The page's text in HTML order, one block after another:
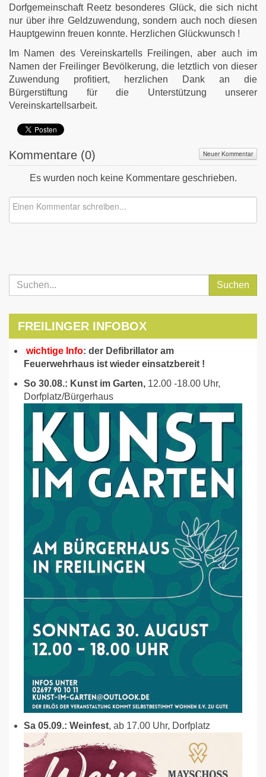
Dorfgemeinschaft Reetz besonderes Glück, die sich nicht
nur über ihre Geldzuwendung, sondern auch noch diesen
Hauptgewinn freuen konnte. Herzlichen Glückwunsch !
Im Namen des Vereinskartells Freilingen, aber auch im
Namen der Freilinger Bevölkerung, die letztlich von dieser
Zuwendung profitiert, herzlichen Dank an die
Bürgerstiftung für die Unterstützung unserer
Vereinskartellsarbeit.
Kommentare (0) Neuer Kommentar
Es wurden noch keine Kommentare geschrieben.
Suchen
FREILINGER INFOBOX
wichtige Info: der Defibrillator am
Feuerwehrhaus ist wieder einsatzbereit !
So 30.08.: Kunst im Garten, 12.00 -18.00 Uhr,
Dorfplatz/Bürgerhaus
Sa 05.09.: Weinfest, ab 17.00 Uhr, Dorfplatz